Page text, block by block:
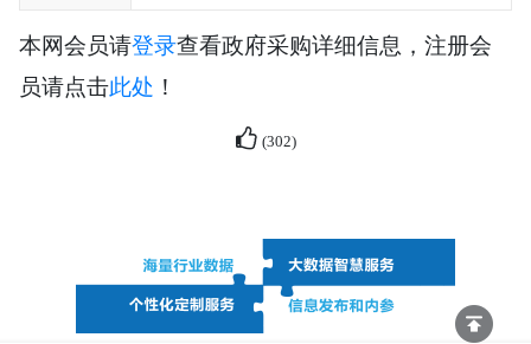
本网会员请登录查看政府采购详细信息，注册会
员请点击此处 ！
(302)